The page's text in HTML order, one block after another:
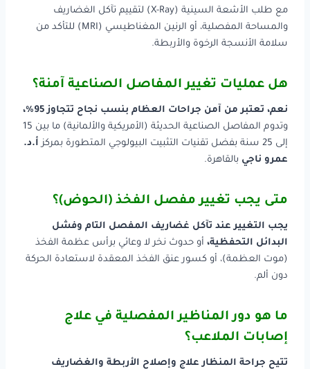
مع طلب الأشعة السينية (X-Ray) لتقييم تآكل الغضاريف
والمساحة المفصلية، أو الرنين المغناطيسي (MRI) للتأكد من
سلامة الأنسجة الرخوة والأربطة.
هل عمليات تغيير المفاصل الصناعية آمنة؟
نعم، تعتبر من آمن جراحات العظام بنسب نجاح تتجاوز 95%،
وتدوم المفاصل الصناعية الحديثة (الأمريكية والألمانية) ما بين 15
إلى 25 سنة بفضل تقنيات التثبيت البيولوجي المتطورة بمركز
أ.د.
عمرو ناجي بالقاهرة.
متى يجب تغيير مفصل الفخذ (الحوض)؟
يجب التغيير عند تآكل غضاريف المفصل التام وفشل
البدائل التحفظية، أو حدوث نخر لا وعائي برأس عظمة الفخذ
(موت العظمة)، أو كسور عنق الفخذ المعقدة لاستعادة الحركة
دون ألم.
ما هو دور المناظير المفصلية في علاج
إصابات الملاعب؟
تتيح جراحة المنظار علاج وإصلاح الأربطة والغضاريف